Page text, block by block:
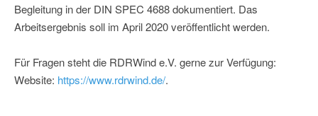
Begleitung in der DIN SPEC 4688 dokumentiert. Das
Arbeitsergebnis soll im April 2020 veröffentlicht werden.
Für Fragen steht die RDRWind e.V. gerne zur Verfügung:
Website: https://www.rdrwind.de/.